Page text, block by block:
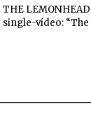
THE
single-vídeo: